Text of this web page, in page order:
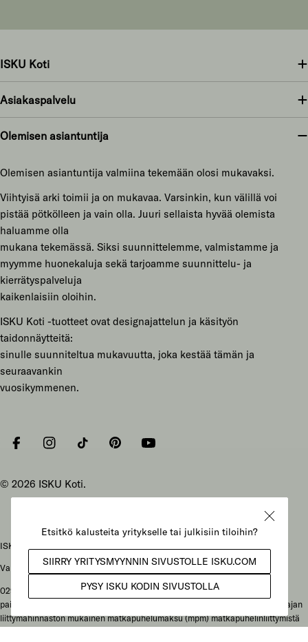
ISKU Koti
Asiakaspalvelu
Olemisen asiantuntija
Olemisen asiantuntija valmiina tekemään olosi mukavaksi.
Viihtyisä arki toimii ja on mukavaa. Varsinkin, kun välillä voi
pistää pötkölleen ja vain olla. Juuri sellaista hyvää olemista
haluamme olla
mukana tekemässä. Siksi suunnittelemme, valmistamme ja
myymme huonekaluja sekä tarjoamme suunnittelu- ja
kierrätyspalveluja
kaikenlaisiin oloihin.
ISKU Koti -tuotteet ovat designajattelun ja käsityön
taidonnäytteitä:
sinulle suunniteltua mukavuutta, joka kestää tämän ja
seuraavankin
vuosikymmenen.
FacebookInstagramTiktok PinterestYouTube
© 2026 ISKU Koti.
ISKU Koti Oy, Mukkulankatu 19, 15210 Lahti
Vaihteen puhelunnumero: 029 086 3000
029-alkuiset yritysnumerot: soittajan liittymähinnaston mukainen
paikallisverkkomaksu (pvm) kotimaan lankaliittymästä soitettaessa tai soittajan
liittymähinnaston mukainen matkapuhelumaksu (mpm) matkapuhelinliittymistä